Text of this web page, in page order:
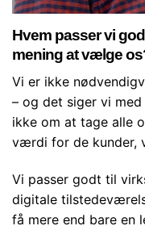
Hvem passer vi
mening at vælge
Vi er ikke
– og det siger vi
ikke om at tage alle
værdi for de kunder,
Vi passer godt til
digitale
få mere end bare en